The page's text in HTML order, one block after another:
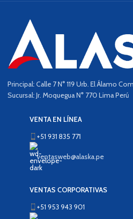
Principal: Calle 7 N° 119 Urb. El Álamo
Sucursal: Jr. Moquegua N° 770 Lima Perú
VENTA EN LÍNEA
+51 931 835 771
ventasweb@alaska.pe
VENTAS CORPORATIVAS
+51 953 943 901